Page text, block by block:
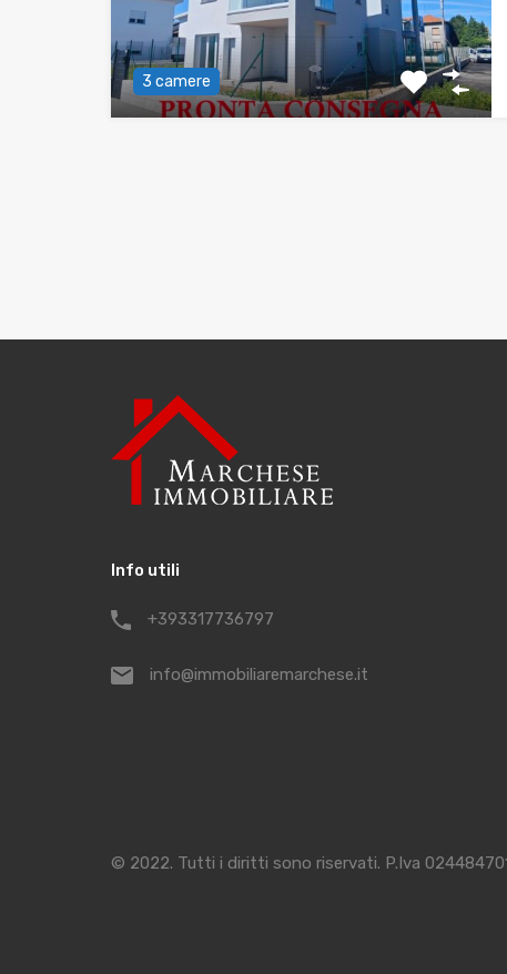
3 camere
Info utili
+393317736797
info@immobiliaremarchese.it
© 2022. Tutti i diritti sono riservati. P.Iva